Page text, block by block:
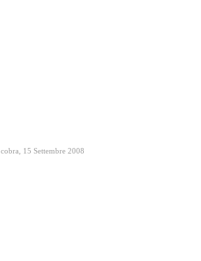
cobra 15 Settembre 2008